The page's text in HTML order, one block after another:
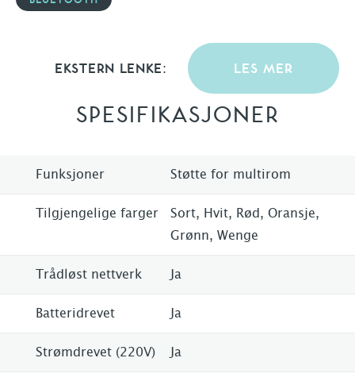
EKSTERN LENKE: LES MER
SPESIFIKASJONER
Funksjoner Støtte for multirom
Tilgjengelige farger
Sort, Hvit, Rød, Oransje,
Grønn, Wenge
Trådløst nettverk Ja
Batteridrevet Ja
Strømdrevet (220V) Ja